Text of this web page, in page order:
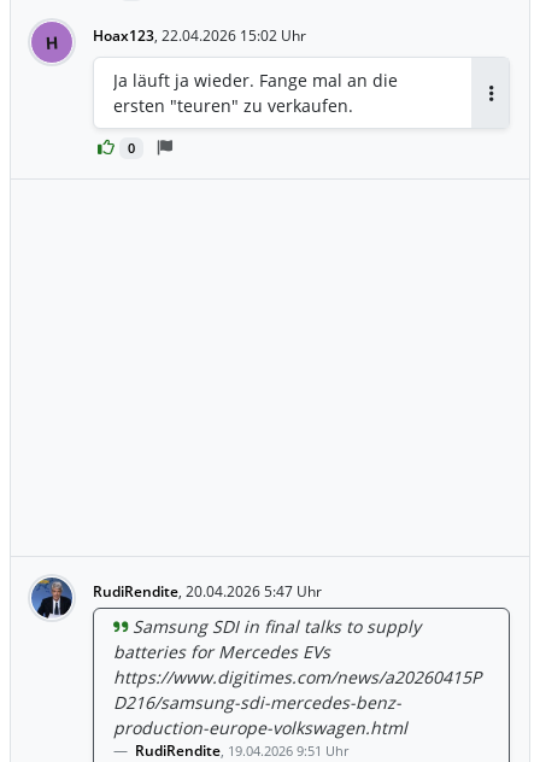
H Hoax123, 22.04.2026 15:02 Uhr
0
Ja läuft ja wieder. Fange mal an die
ersten "teuren" zu verkaufen.
RudiRendite, 20.04.2026 5:47 Uhr
Samsung SDI in final talks to supply
batteries for Mercedes EVs
https://www.digitimes.com/news/a20260415P
D216/samsung-sdi-mercedes-benz-
production-europe-volkswagen.html
RudiRendite, 19.04.2026 9:51 Uhr